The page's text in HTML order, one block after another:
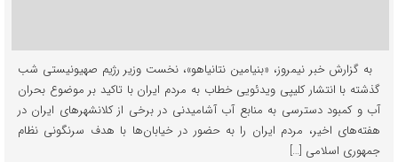
به گزارش خبر نیمروز، «بنیامین نتانیاهو»، نخست وزیر رژیم صهیونیستی شب
گذشته با انتشار کلیپی ویدئویی خطاب به مردم ایران با تاکید بر موضوع بحران
آب و کمبود دسترسی به منابع آب آشامیدنی در برخی از کلانشهرهای ایران در
هفته‌های اخیر، مردم ایران را به حضور در خیابان‌ها با هدف سرنگونی نظام
جمهوری اسلامی […]